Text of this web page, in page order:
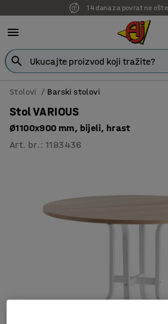
7 godina garancije
Stolovi Barski stolovi
Stol VARIOUS
Ø1100x900 mm, bijeli, hrast
Art. br. :1183436